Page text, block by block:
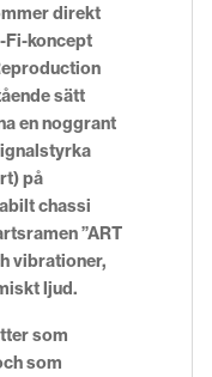
direkt
Fi-koncept
sätt
en noggrant
på
chassi
”ART
vibrationer,
ljud.
som
som